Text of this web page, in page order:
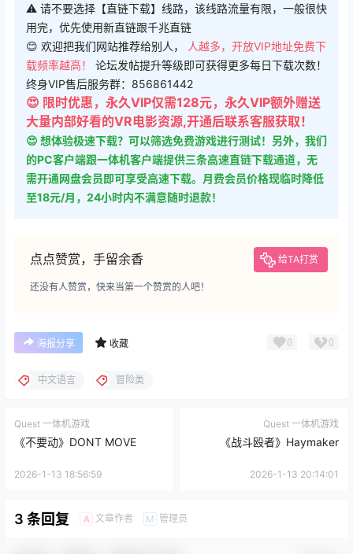
⚠ 请不要选择【直链下载】线路，该线路流量有限，一般很快
用完，优先使用新直链跟千兆直链
😊 欢迎把我们网站推荐给别人，
人越多，开放VIP地址免费下
载频率越高！ 论坛发帖提升等级即可获得更多每日下载次数！
终身VIP售后服务群：856861442
😍 限时优惠，永久VIP仅需128元，永久VIP额外赠送
大量内部好看的VR电影资源,开通后联系客服获取！
😍 想体验极速下载？可以筛选免费游戏进行测试！另外，我们
的PC客户端跟一体机客户端提供三条高速直链下载通道，无
需开通网盘会员即可享受高速下载。月费会员价格现临时降低
至18元/月，24小时内不满意随时退款！
点点赞赏，手留余香 给TA打赏
还没有人赞赏，快来当第一个赞赏的人吧！
海报分享 收藏 0 0
中文语言 冒险类
Quest 一体机游戏
《不要动》DONT MOVE
2026-1-13 18:56:59
Quest 一体机游戏
《战斗殴者》Haymaker
2026-1-13 20:14:01
3 条回复 A 文章作者 M 管理员